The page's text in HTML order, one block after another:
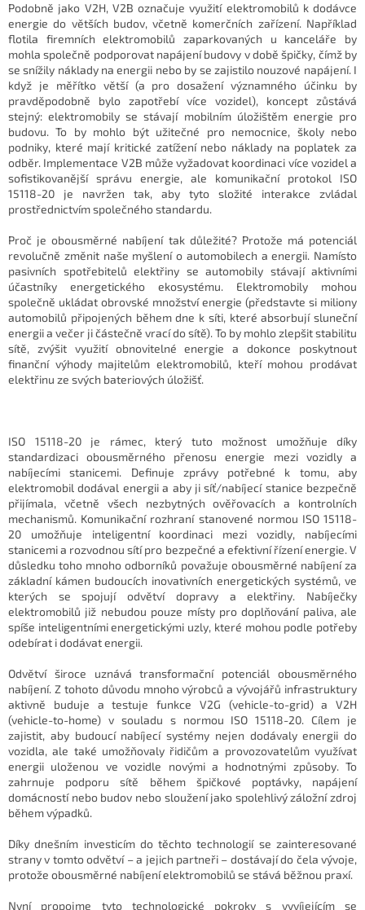
Podobně jako V2H, V2B označuje využití elektromobilů k dodávce
energie do větších budov, včetně komerčních zařízení. Například
flotila firemních elektromobilů zaparkovaných u kanceláře by
mohla společně podporovat napájení budovy v době špičky, čímž by
se snížily náklady na energii nebo by se zajistilo nouzové napájení. I
když je měřítko větší (a pro dosažení významného účinku by
pravděpodobně bylo zapotřebí více vozidel), koncept zůstává
stejný: elektromobily se stávají mobilním úložištěm energie pro
budovu. To by mohlo být užitečné pro nemocnice, školy nebo
podniky, které mají kritické zatížení nebo náklady na poplatek za
odběr. Implementace V2B může vyžadovat koordinaci více vozidel a
sofistikovanější správu energie, ale komunikační protokol ISO
15118-20 je navržen tak, aby tyto složité interakce zvládal
prostřednictvím společného standardu.
Proč je obousměrné nabíjení tak důležité? Protože má potenciál
revolučně změnit naše myšlení o automobilech a energii. Namísto
pasivních spotřebitelů elektřiny se automobily stávají aktivními
účastníky energetického ekosystému. Elektromobily mohou
společně ukládat obrovské množství energie (představte si miliony
automobilů připojených během dne k síti, které absorbují sluneční
energii a večer ji částečně vrací do sítě). To by mohlo zlepšit stabilitu
sítě, zvýšit využití obnovitelné energie a dokonce poskytnout
finanční výhody majitelům elektromobilů, kteří mohou prodávat
elektřinu ze svých bateriových úložišť.
ISO 15118-20 je rámec, který tuto možnost umožňuje díky
standardizaci obousměrného přenosu energie mezi vozidly a
nabíjecími stanicemi. Definuje zprávy potřebné k tomu, aby
elektromobil dodával energii a aby ji síť/nabíjecí stanice bezpečně
přijímala, včetně všech nezbytných ověřovacích a kontrolních
mechanismů. Komunikační rozhraní stanovené normou ISO 15118-
20 umožňuje inteligentní koordinaci mezi vozidly, nabíjecími
stanicemi a rozvodnou sítí pro bezpečné a efektivní řízení energie. V
důsledku toho mnoho odborníků považuje obousměrné nabíjení za
základní kámen budoucích inovativních energetických systémů, ve
kterých se spojují odvětví dopravy a elektřiny. Nabíječky
elektromobilů již nebudou pouze místy pro doplňování paliva, ale
spíše inteligentními energetickými uzly, které mohou podle potřeby
odebírat i dodávat energii.
Odvětví široce uznává transformační potenciál obousměrného
nabíjení. Z tohoto důvodu mnoho výrobců a vývojářů infrastruktury
aktivně buduje a testuje funkce V2G (vehicle-to-grid) a V2H
(vehicle-to-home) v souladu s normou ISO 15118-20. Cílem je
zajistit, aby budoucí nabíjecí systémy nejen dodávaly energii do
vozidla, ale také umožňovaly řidičům a provozovatelům využívat
energii uloženou ve vozidle novými a hodnotnými způsoby. To
zahrnuje podporu sítě během špičkové poptávky, napájení
domácností nebo budov nebo sloužení jako spolehlivý záložní zdroj
během výpadků.
Díky dnešním investicím do těchto technologií se zainteresované
strany v tomto odvětví – a jejich partneři – dostávají do čela vývoje,
protože obousměrné nabíjení elektromobilů se stává běžnou praxí.
Nyní propojme tyto technologické pokroky s vyvíjejícím se